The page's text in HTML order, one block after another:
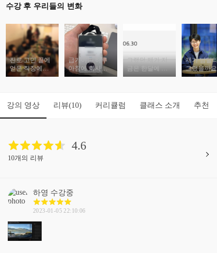
수강 후 우리들의 변화
진로 고민 끝에
얻은 직장에서
는 밤샘 야근, 갑
니다
급기야는 하루
아침에 회사가
없어지고 코로
습니다
그랬던 제가 지
금은 한달에 월
천, 억대 연봉을
제가 남달
그랬을까
는 그저 후
달해주고
을 뿐입니
강의 영상 리뷰(10) 커리큘럼 클래스 소개 추천
4.6
10개의 리뷰
하영 수강중
2023-01-05 22:10:06